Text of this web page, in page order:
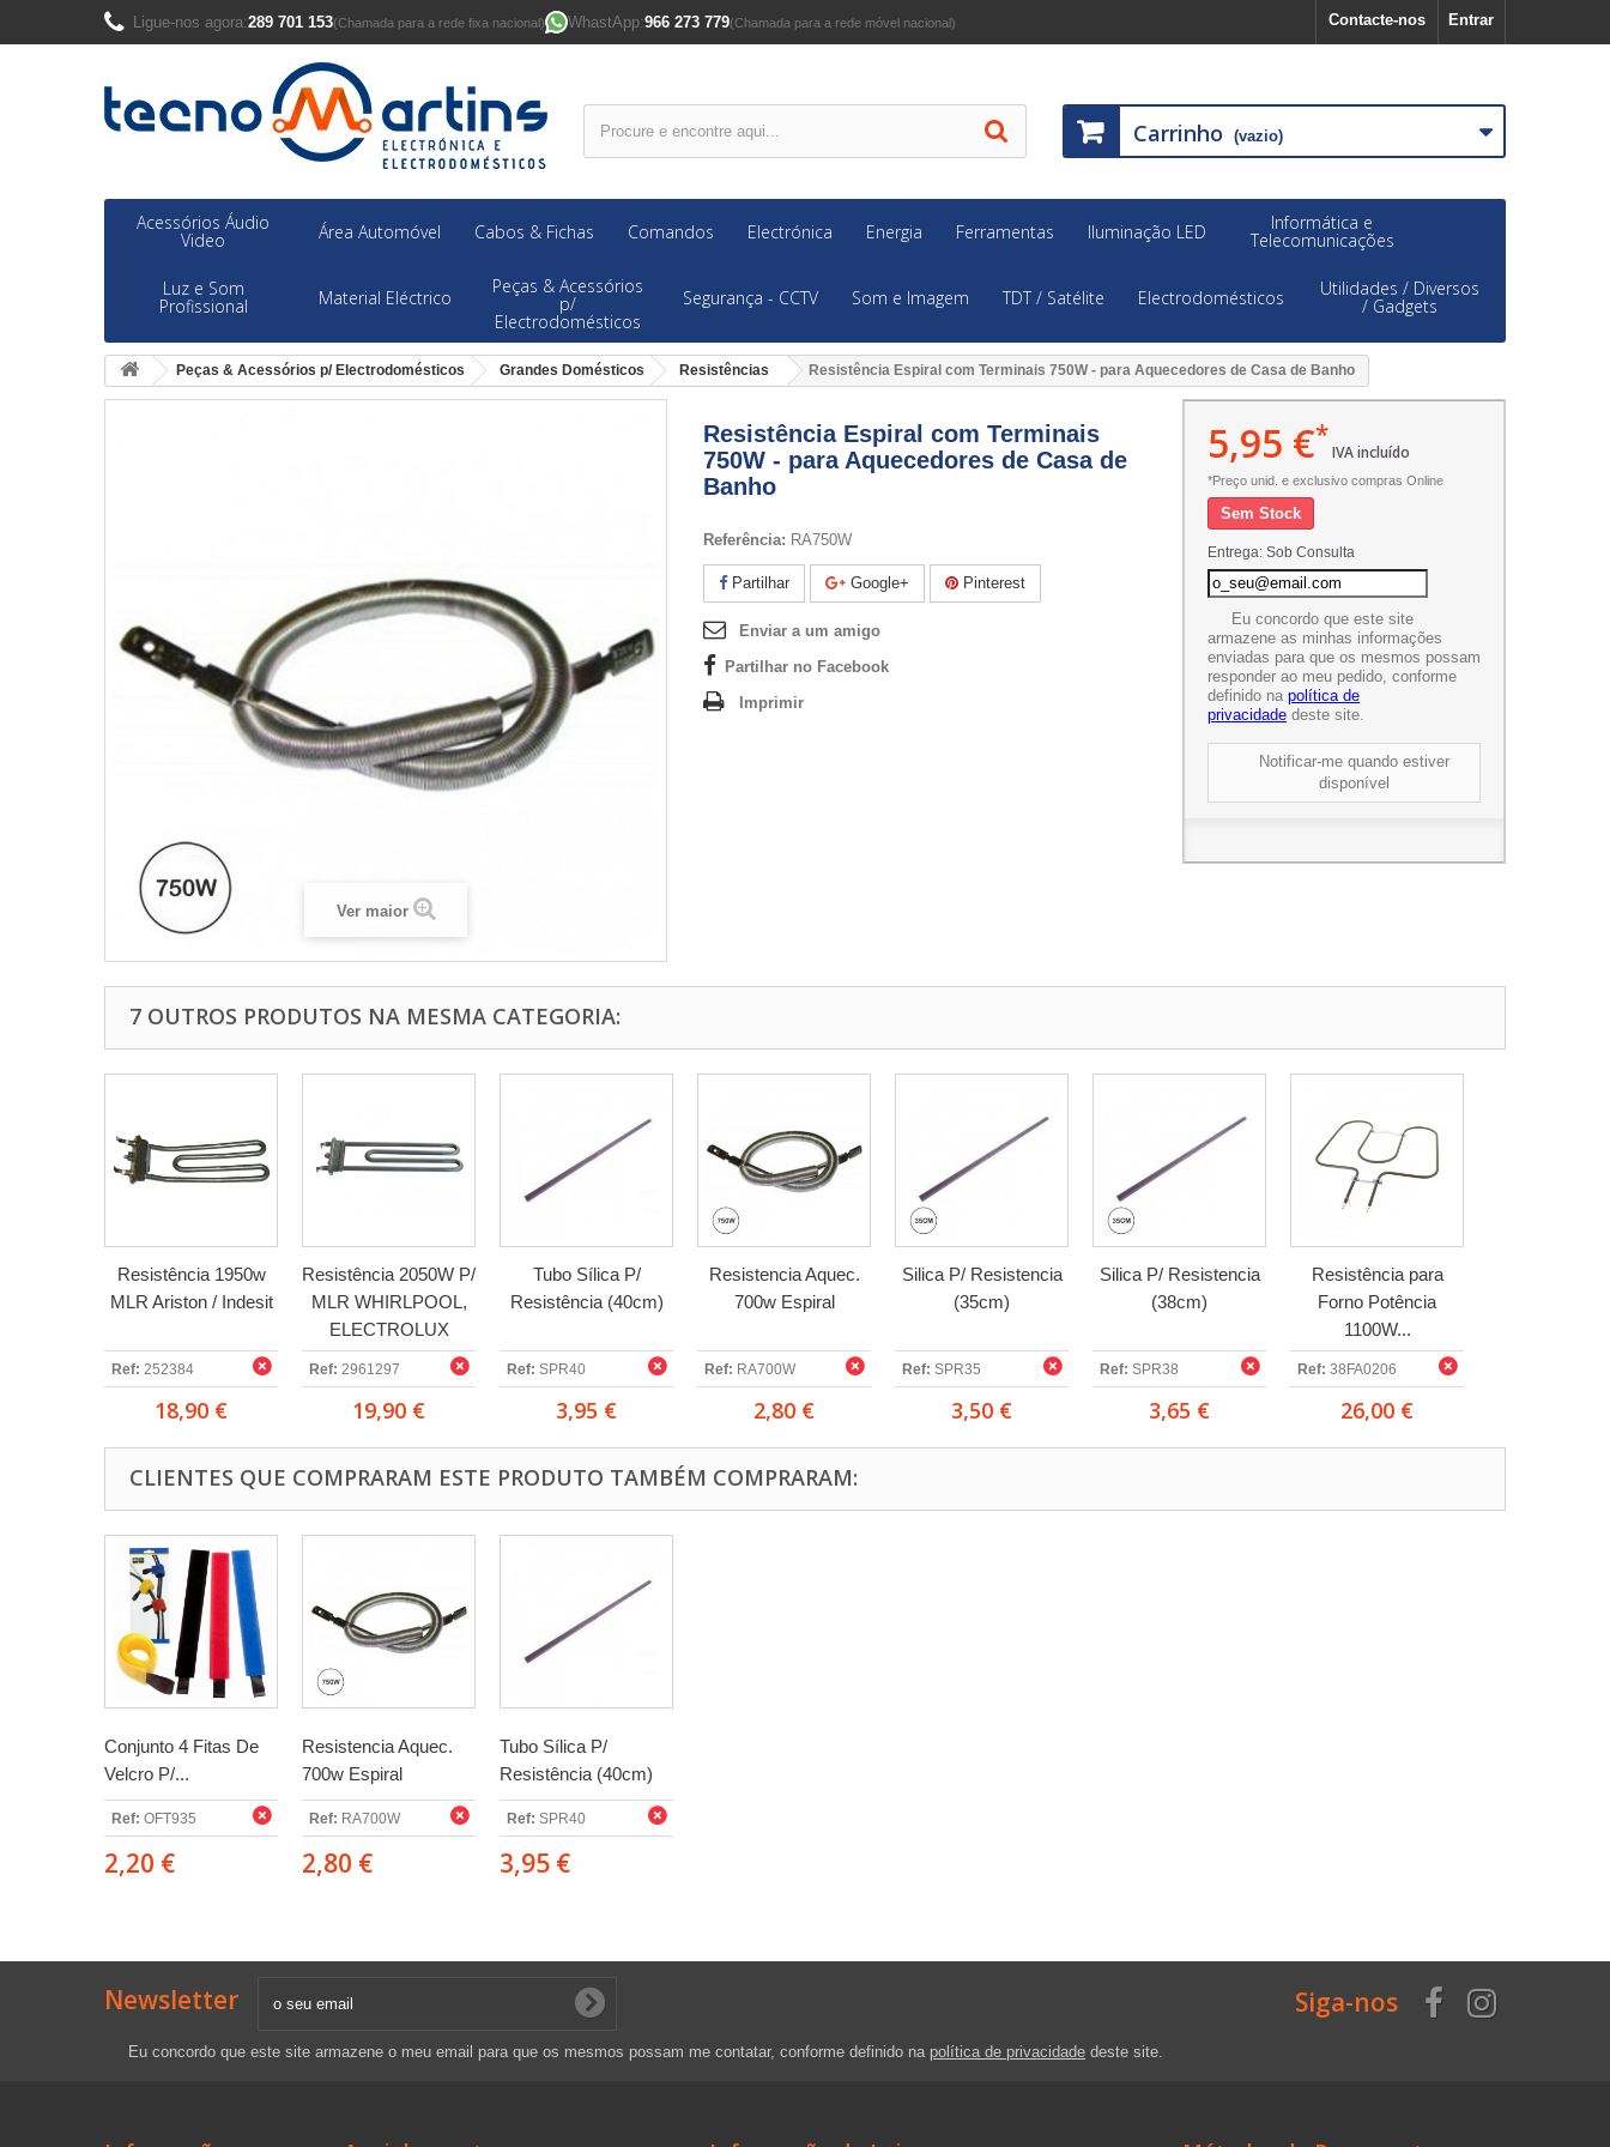
Entrar
Contacte-nos
Ligue-nos agora:289 701 153(Chamada para a rede fixa nacional) WhastApp:966 273 779(Chamada para a rede móvel nacional)
Carrinho (vazio)
Acessórios Áudio
Video Área Automóvel Cabos & Fichas Comandos Electrónica Energia Ferramentas Iluminação LED Informática e
Telecomunicações
Luz e Som
Profissional Material Eléctrico
Peças & Acessórios
p/
Electrodomésticos
Segurança - CCTV Som e Imagem TDT / Satélite Electrodomésticos Utilidades / Diversos
/ Gadgets
Peças & Acessórios p/ Electrodomésticos Grandes Domésticos Resistências Resistência Espiral com Terminais 750W - para Aquecedores de Casa de Banho
Ver maior
Resistência Espiral com Terminais
750W - para Aquecedores de Casa de
Banho
Referência: RA750W
Partilhar Google+ Pinterest
Enviar a um amigo
Partilhar no Facebook
Imprimir
5,95 €*
IVA incluído
*Preço unid. e exclusivo compras Online
Sem Stock
Entrega: Sob Consulta
Eu concordo que este site
armazene as minhas informações
enviadas para que os mesmos possam
responder ao meu pedido, conforme
definido na política de
privacidadedeste site.
Notificar-me quando estiver
disponível
7 OUTROS PRODUTOS NA MESMA CATEGORIA:
Resistência 1950w
MLR Ariston / Indesit
Ref: 252384
18,90 €
Resistência 2050W P/
MLR WHIRLPOOL,
ELECTROLUX
Ref: 2961297
19,90 €
Tubo Sílica P/
Resistência (40cm)
Ref: SPR40
3,95 €
Resistencia Aquec.
700w Espiral
Ref: RA700W
2,80 €
Silica P/ Resistencia
(35cm)
Ref: SPR35
3,50 €
Silica P/ Resistencia
(38cm)
Ref: SPR38
3,65 €
Resistência para
Forno Potência
1100W...
Ref: 38FA0206
26,00 €
CLIENTES QUE COMPRARAM ESTE PRODUTO TAMBÉM COMPRARAM:
Conjunto 4 Fitas De
Velcro P/...
Ref: OFT935
2,20 €
Resistencia Aquec.
700w Espiral
Ref: RA700W
2,80 €
Tubo Sílica P/
Resistência (40cm)
Ref: SPR40
3,95 €
Newsletter
Eu concordo que este site armazene o meu email para que os mesmos possam me contatar, conforme definido na política de privacidade deste site.
Siga-nos